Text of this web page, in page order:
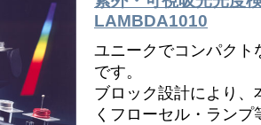
LAMBDA1010
ユニークでコンパクト
です。
ブロック設計により
くフローセル・ラン